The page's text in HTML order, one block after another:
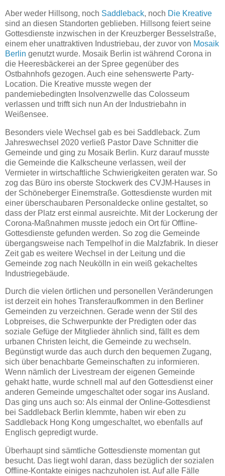
Aber weder Hillsong, noch Saddleback, noch Die Kreative
sind an diesen Standorten geblieben. Hillsong feiert seine
Gottesdienste inzwischen in der Kreuzberger Besselstraße,
einem eher unattraktiven Industriebau, der zuvor von Mosaik
Berlin genutzt wurde. Mosaik Berlin ist während Corona in
die Heeresbäckerei an der Spree gegenüber des
Ostbahnhofs gezogen. Auch eine sehenswerte Party-
Location. Die Kreative musste wegen der
pandemiebedingten Insolvenzwelle das Colosseum
verlassen und trifft sich nun An der Industriebahn in
Weißensee.
Besonders viele Wechsel gab es bei Saddleback. Zum
Jahreswechsel 2020 verließ Pastor Dave Schnitter die
Gemeinde und ging zu Mosaik Berlin. Kurz darauf musste
die Gemeinde die Kalkscheune verlassen, weil der
Vermieter in wirtschaftliche Schwierigkeiten geraten war. So
zog das Büro ins oberste Stockwerk des CVJM-Hauses in
der Schöneberger Einemstraße. Gottesdienste wurden mit
einer überschaubaren Personaldecke online gestaltet, so
dass der Platz erst einmal ausreichte. Mit der Lockerung der
Corona-Maßnahmen musste jedoch ein Ort für Offline-
Gottesdienste gefunden werden. So zog die Gemeinde
übergangsweise nach Tempelhof in die Malzfabrik. In dieser
Zeit gab es weitere Wechsel in der Leitung und die
Gemeinde zog nach Neukölln in ein weiß gekacheltes
Industriegebäude.
Durch die vielen örtlichen und personellen Veränderungen
ist derzeit ein hohes Transferaufkommen in den Berliner
Gemeinden zu verzeichnen. Gerade wenn der Stil des
Lobpreises, die Schwerpunkte der Predigten oder das
soziale Gefüge der Mitglieder ähnlich sind, fällt es dem
urbanen Christen leicht, die Gemeinde zu wechseln.
Begünstigt wurde das auch durch den bequemen Zugang,
sich über benachbarte Gemeinschaften zu informieren.
Wenn nämlich der Livestream der eigenen Gemeinde
gehakt hatte, wurde schnell mal auf den Gottesdienst einer
anderen Gemeinde umgeschaltet oder sogar ins Ausland.
Das ging uns auch so: Als einmal der Online-Gottesdienst
bei Saddleback Berlin klemmte, haben wir eben zu
Saddleback Hong Kong umgeschaltet, wo ebenfalls auf
Englisch gepredigt wurde.
Überhaupt sind sämtliche Gottesdienste momentan gut
besucht. Das liegt wohl daran, dass bezüglich der sozialen
Offline-Kontakte einiges nachzuholen ist. Auf alle Fälle